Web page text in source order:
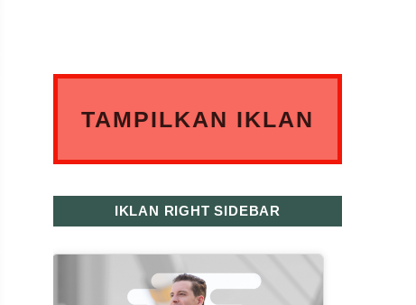
TAMPILKAN IKLAN
IKLAN RIGHT SIDEBAR